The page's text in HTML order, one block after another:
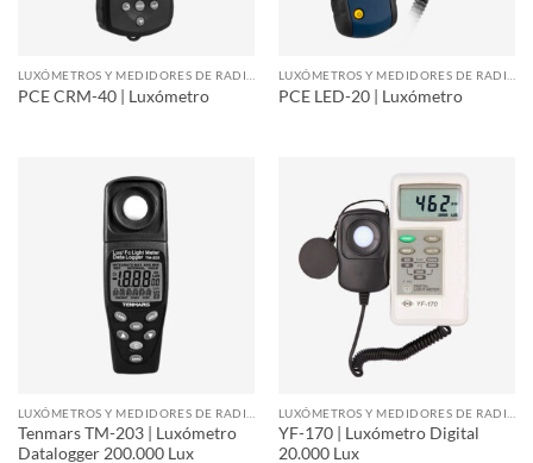
PCE CRM-40 | Luxómetro PCE LED-20 | Luxómetro
LUXÓMETROS Y MEDIDORES DE RADIACIÓN
Tenmars TM-203 | Luxómetro
Datalogger 200.000 Lux
LUXÓMETROS Y MEDIDORES DE RADIACIÓN
YF-170 | Luxómetro Digital
20.000 Lux